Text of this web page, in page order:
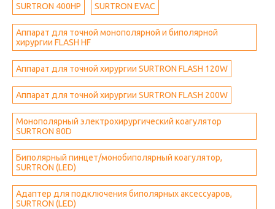
SURTRON 400HP SURTRON EVAC
Аппарат для точной монополярной и биполярной
хирургии FLASH HF
Аппарат для точной хирургии SURTRON FLASH 120W
Аппарат для точной хирургии SURTRON FLASH 200W
Монополярный электрохирургический коагулятор
SURTRON 80D
Биполярный пинцет/монобиполярный коагулятор,
SURTRON (LED)
Адаптер для подключения биполярных аксессуаров,
SURTRON (LED)